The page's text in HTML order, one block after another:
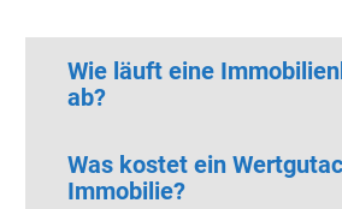
Wie läuft eine
ab?
Was kostet ein
Immobilie?